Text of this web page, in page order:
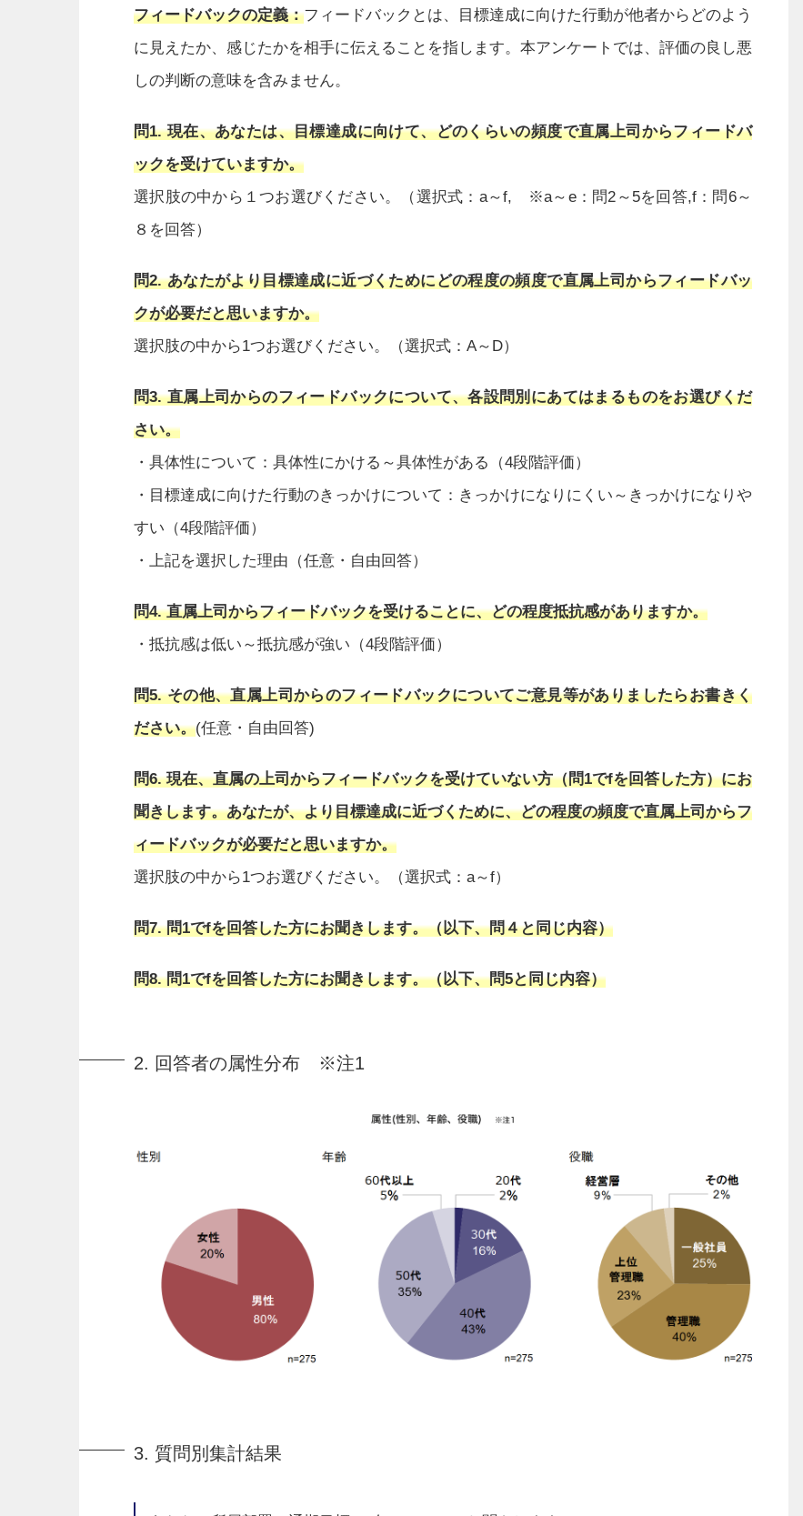
フィードバックの定義：フィードバックとは、目標達成に向けた行動が他者からどのよう
に見えたか、感じたかを相手に伝えることを指します。本アンケートでは、評価の良し悪
しの判断の意味を含みません。
問1. 現在、あなたは、目標達成に向けて、どのくらいの頻度で直属上司からフィードバ
ックを受けていますか。
選択肢の中から１つお選びください。（選択式：a～f, ※a～e：問2～5を回答,f：問6～
８を回答）
問2. あなたがより目標達成に近づくためにどの程度の頻度で直属上司からフィードバッ
クが必要だと思いますか。
選択肢の中から1つお選びください。（選択式：A～D）
問3. 直属上司からのフィードバックについて、各設問別にあてはまるものをお選びくだ
さい。
・具体性について：具体性にかける～具体性がある（4段階評価）
・目標達成に向けた行動のきっかけについて：きっかけになりにくい～きっかけになりや
すい（4段階評価）
・上記を選択した理由（任意・自由回答）
問4. 直属上司からフィードバックを受けることに、どの程度抵抗感がありますか。
・抵抗感は低い～抵抗感が強い（4段階評価）
問5. その他、直属上司からのフィードバックについてご意見等がありましたらお書きく
ださい。(任意・自由回答)
問6. 現在、直属の上司からフィードバックを受けていない方（問1でfを回答した方）にお
聞きします。あなたが、より目標達成に近づくために、どの程度の頻度で直属上司からフ
ィードバックが必要だと思いますか。
選択肢の中から1つお選びください。（選択式：a～f）
問7. 問1でfを回答した方にお聞きします。（以下、問４と同じ内容）
問8. 問1でfを回答した方にお聞きします。（以下、問5と同じ内容）
2. 回答者の属性分布 ※注1
3. 質問別集計結果